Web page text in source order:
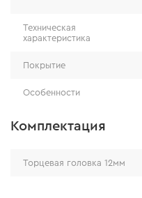
Техническая
характеристика
Покрытие
Особенности
Комплектация
Торцевая головка 12мм